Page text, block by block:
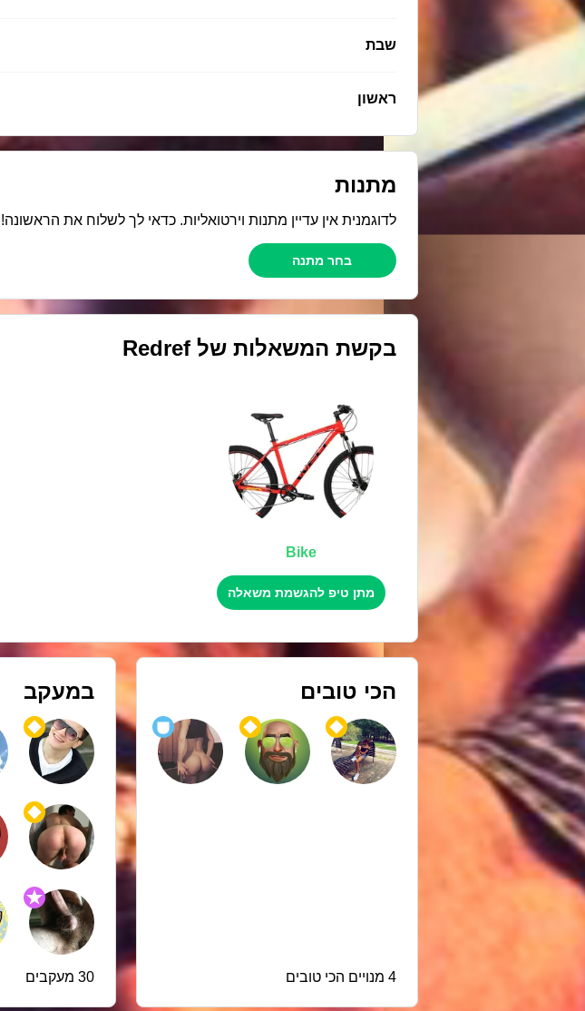
שבת
ראשון
מתנות
לדוגמנית אין עדיין מתנות וירטואליות. כדאי לך לשלוח את הראשונה!
בחר מתנה
בקשת המשאלות של Redref
Bike
מתן טיפ להגשמת משאלה
הכי טובים
4 מנויים הכי טובים
במעקב
30 מעקבים